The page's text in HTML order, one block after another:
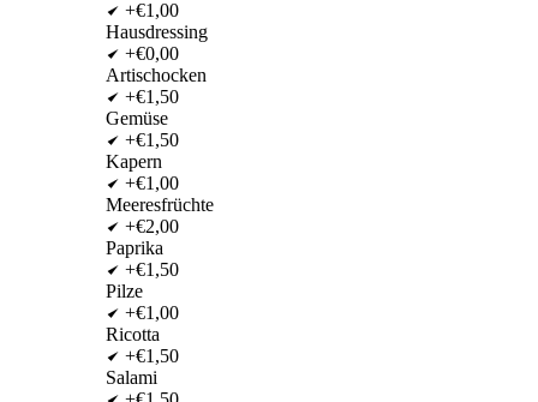
+€1,00
Hausdressing
+€0,00
Artischocken
+€1,50
Gemüse
+€1,50
Kapern
+€1,00
Meeresfrüchte
+€2,00
Paprika
+€1,50
Pilze
+€1,00
Ricotta
+€1,50
Salami